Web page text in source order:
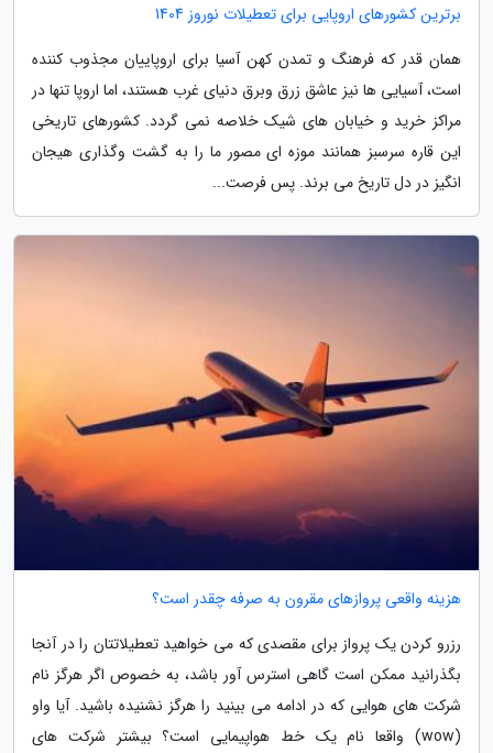
برترین کشورهای اروپایی برای تعطیلات نوروز 1404
همان قدر که فرهنگ و تمدن کهن آسیا برای اروپاییان مجذوب کننده
است، آسیایی ها نیز عاشق زرق وبرق دنیای غرب هستند، اما اروپا تنها در
مراکز خرید و خیابان های شیک خلاصه نمی گردد. کشورهای تاریخی
این قاره سرسبز همانند موزه ای مصور ما را به گشت وگذاری هیجان
انگیز در دل تاریخ می برند. پس فرصت...
هزینه واقعی پروازهای مقرون به صرفه چقدر است؟
رزرو کردن یک پرواز برای مقصدی که می خواهید تعطیلاتتان را در آنجا
بگذرانید ممکن است گاهی استرس آور باشد، به خصوص اگر هرگز نام
شرکت های هوایی که در ادامه می بینید را هرگز نشنیده باشید. آیا واو
(wow) واقعا نام یک خط هواپیمایی است؟ بیشتر شرکت های